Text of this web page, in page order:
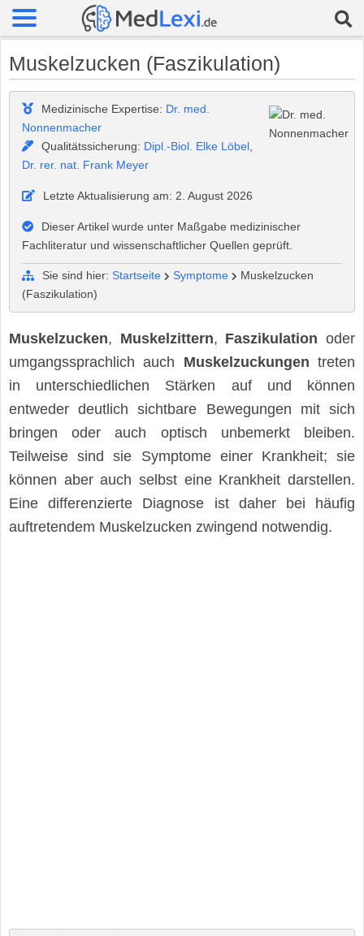
Muskelzucken (Faszikulation)
Medizinische Expertise: Dr. med.
Nonnenmacher
Qualitätssicherung: Dipl.-Biol. Elke Löbel,
Dr. rer. nat. Frank Meyer
Letzte Aktualisierung am: 2. August 2026
Dieser Artikel wurde unter Maßgabe medizinischer
Fachliteratur und wissenschaftlicher Quellen geprüft.
Sie sind hier: Startseite Symptome
Muskelzucken
(Faszikulation)
Muskelzucken, Muskelzittern, Faszikulation oder
umgangssprachlich auch Muskelzuckungen treten
in unterschiedlichen Stärken auf und können
entweder deutlich sichtbare Bewegungen mit sich
bringen oder auch optisch unbemerkt bleiben.
Teilweise sind sie Symptome einer Krankheit; sie
können aber auch selbst eine Krankheit darstellen.
Eine differenzierte Diagnose ist daher bei häufig
auftretendem Muskelzucken zwingend notwendig.